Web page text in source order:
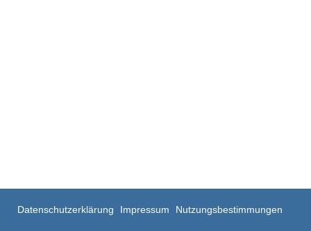
Datenschutzerklärung Impressum Nutzungsbestimmungen